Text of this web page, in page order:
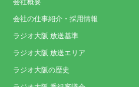
会社概要
会社の仕事紹介・採用情報
ラジオ大阪 放送基準
ラジオ大阪 放送エリア
ラジオ大阪の歴史